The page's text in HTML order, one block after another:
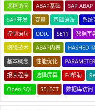
远程访问
ABAP基础 SAP ABAP
SAP开发
变量 基础语法 系统
控制语句
DDIC SE11 数据字
增强技术
ABAP内表 HASHED
基本概念
性能优化
报表程序
选择屏幕 F4帮助
Open SQL
SELECT 数据库访问